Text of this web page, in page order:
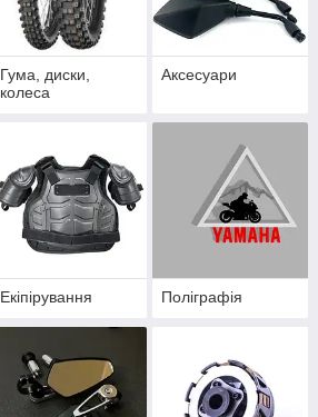
Гума, диски,
колеса
Аксесуари
Екіпірування Поліграфія